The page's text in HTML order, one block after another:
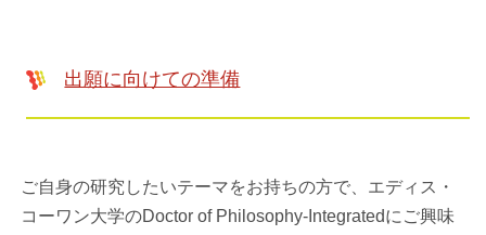
出願に向けての準備
ご自身の研究したいテーマをお持ちの方で、エディス・
コーワン大学のDoctor of Philosophy-Integratedにご興味